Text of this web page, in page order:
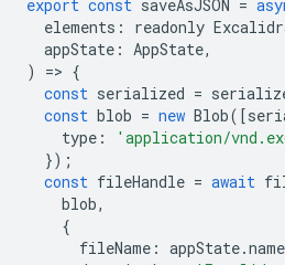
export const saveAsJSON =
elements : readonly
appState : AppState,
)
=> {
const serialized =
const blob = new Blob([
type : 'application/
});
const fileHandle = await
blob,
{
fileName : appState.name